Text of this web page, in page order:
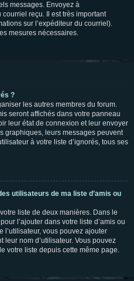
messages. Envoyez à
courriel reçu. Il est très important
sur l’expéditeur du courriel).
mesures nécessaires.
?
les autres membres du forum.
seront affichés dans votre panneau
leur état de connexion et leur envoyer
graphiques, leurs messages peuvent
à votre liste d’ignorés, tous ses
utilisateurs de ma liste d’amis ou
liste de deux manières. Dans le
l’ajouter dans votre liste d’amis ou
l’utilisateur, vous pouvez ajouter
nom d’utilisateur. Vous pouvez
votre liste depuis cette même page.